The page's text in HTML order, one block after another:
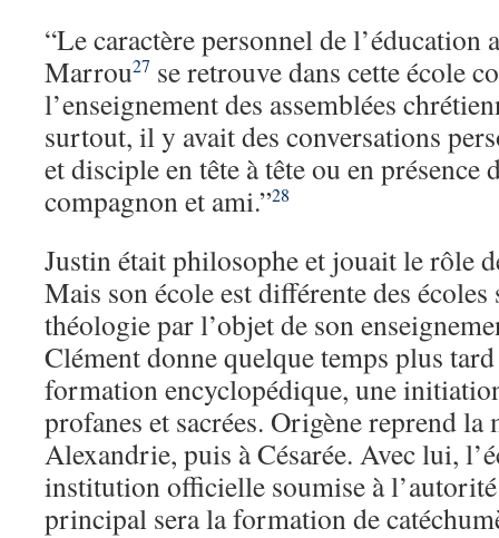
“Le caractère personnel de l’éducation
Marrou27 se retrouve dans cette école
l’enseignement des assemblées
surtout, il y avait des conversations
et disciple en tête à tête ou en présence
compagnon et ami.”28
Justin était philosophe et jouait le rôle
Mais son école est différente des écoles
théologie par l’objet de son
Clément donne quelque temps plus
formation encyclopédique, une
profanes et sacrées. Origène reprend la
Alexandrie, puis à Césarée. Avec lui,
institution officielle soumise à
principal sera la formation de